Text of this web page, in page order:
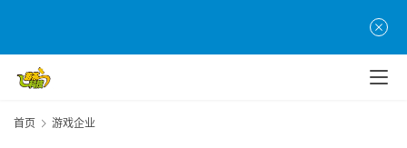
首页 游戏企业